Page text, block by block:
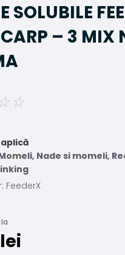
SOLUBILE
– 3 MIX
☆ ☆
aplică
, Nade si momeli,
FeederX
lei